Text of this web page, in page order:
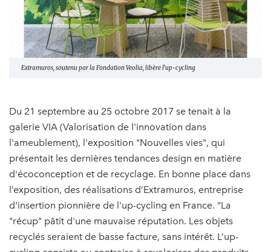
Extramuros, soutenu par la Fondation Veolia, libère l’up-cycling
Du 21 septembre au 25 octobre 2017 se tenait à la
galerie VIA (Valorisation de l'innovation dans
l'ameublement), l'exposition "Nouvelles vies", qui
présentait les dernières tendances design en matière
d'écoconception et de recyclage. En bonne place dans
l’exposition, des réalisations d’Extramuros, entreprise
d'insertion pionnière de l'up-cycling en France. “La
"récup" pâtit d'une mauvaise réputation. Les objets
recyclés seraient de basse facture, sans intérêt. L’up-